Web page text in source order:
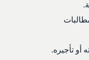
أو تأجيره.